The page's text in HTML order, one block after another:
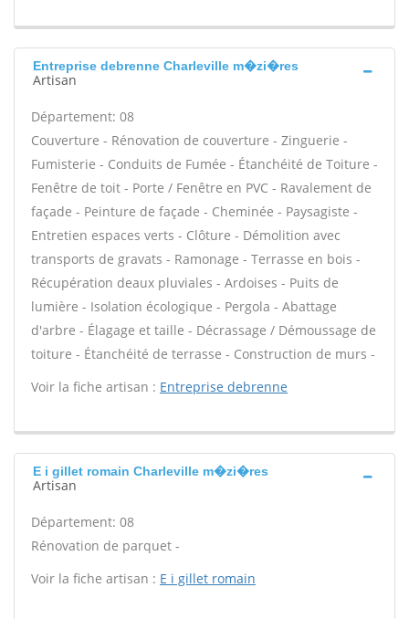
Entreprise debrenne Charleville m�zi�res
Artisan
Département: 08
Couverture - Rénovation de couverture - Zinguerie -
Fumisterie - Conduits de Fumée - Étanchéité de Toiture -
Fenêtre de toit - Porte / Fenêtre en PVC - Ravalement de
façade - Peinture de façade - Cheminée - Paysagiste -
Entretien espaces verts - Clôture - Démolition avec
transports de gravats - Ramonage - Terrasse en bois -
Récupération deaux pluviales - Ardoises - Puits de
lumière - Isolation écologique - Pergola - Abattage
d'arbre - Élagage et taille - Décrassage / Démoussage de
toiture - Étanchéité de terrasse - Construction de murs -
Voir la fiche artisan : Entreprise debrenne
E i gillet romain Charleville m�zi�res
Artisan
Département: 08
Rénovation de parquet -
Voir la fiche artisan : E i gillet romain